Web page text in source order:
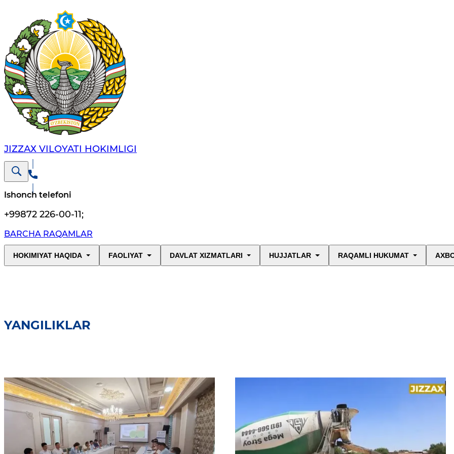
JIZZАХ VILОYATI HОKIMLIGI
Ishonch telefoni
+99872 226-00-11;
BARCHA RAQAMLAR
HOKIMIYAT HAQIDA FAOLIYAT DAVLAT XIZMATLARI HUJJATLAR RAQAMLI HUKUMAT
YANGILIKLAR